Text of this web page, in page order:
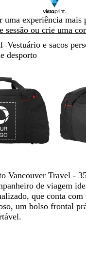
uma experiência mais
sessão ou crie uma
Vestuário e sacos
desporto
mínimo
para
expandir
teclas
as
de
Vancouver Travel -
de viagem
que conta
um bolso frontal